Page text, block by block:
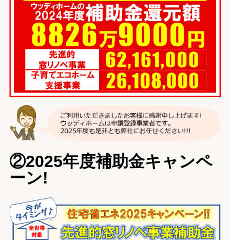
②2025年度補助金キャンペ
ーン!